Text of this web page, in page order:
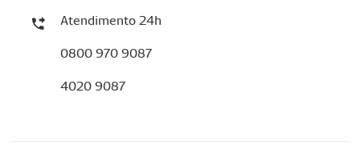
Atendimento 24h
0800 970 9087
4020 9087